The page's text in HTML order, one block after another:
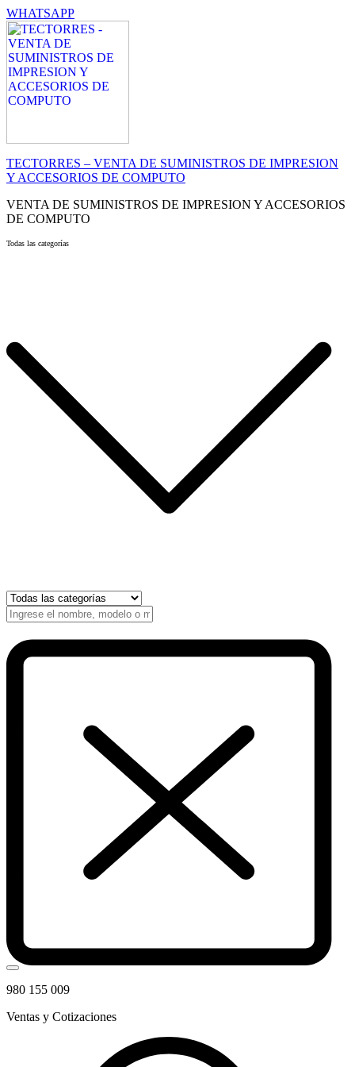
WHATSAPP
TECTORRES – VENTA DE SUMINISTROS DE IMPRESION
Y ACCESORIOS DE COMPUTO
VENTA DE SUMINISTROS DE IMPRESION Y ACCESORIOS
DE COMPUTO
Todas las categorías
980 155 009
Ventas y Cotizaciones